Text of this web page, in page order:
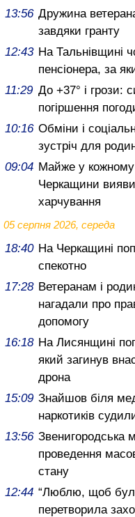
13:56 Дружина
завдяки гранту
12:43 На Тальнівщині
пенсіонера, за
11:29 До +37° і грози:
погіршення
10:16 Обміни і
зустріч для
09:04 Майже у кожному
Черкащини
харчування
05 серпня 2026, середа
18:40 На Черкащині
спекотно
17:28 Ветеранам і
нагадали про
допомогу
16:18 На Лисянщині
який загинув
дрона
15:09 Знайшов біля
наркотиків
13:56 Звенигородська
проведення
стану
12:44 “Люблю, щоб
перетворила